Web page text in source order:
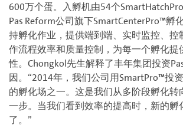
600万个蛋。入孵机由54个
Pas Reform公司旗下SmartCenterPro™孵
持孵化作业，提供端到端、实时监控、控
作流程效率和质量控制，为每一个孵化提
性。Chongkol先生解释了丰年集团投资
因。“2014年，我们公司用SmartPro™投
的孵化场之一。这是我们从多阶段孵化转
一步。当我们看到效率的提高时，新的孵
了。”